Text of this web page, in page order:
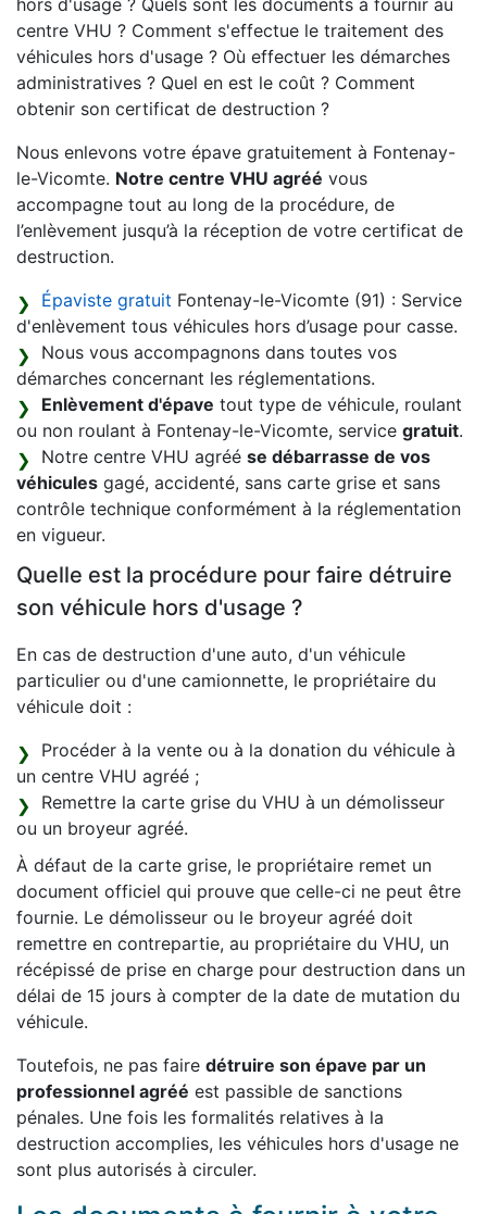
hors d'usage ? Quels sont les documents à fournir au
centre VHU ? Comment s'effectue le traitement des
véhicules hors d'usage ? Où effectuer les démarches
administratives ? Quel en est le coût ? Comment
obtenir son certificat de destruction ?
Nous enlevons votre épave gratuitement à Fontenay-
le-Vicomte. Notre centre VHU agréé vous
accompagne tout au long de la procédure, de
l’enlèvement jusqu’à la réception de votre certificat de
destruction.
Épaviste gratuit Fontenay-le-Vicomte (91) : Service
d'enlèvement tous véhicules hors d’usage pour casse.
Nous vous accompagnons dans toutes vos
démarches concernant les réglementations.
Enlèvement d'épave tout type de véhicule, roulant
ou non roulant à Fontenay-le-Vicomte, service gratuit.
Notre centre VHU agréé se débarrasse de vos
véhicules gagé, accidenté, sans carte grise et sans
contrôle technique conformément à la réglementation
en vigueur.
Quelle est la procédure pour faire détruire
son véhicule hors d'usage ?
En cas de destruction d'une auto, d'un véhicule
particulier ou d'une camionnette, le propriétaire du
véhicule doit :
Procéder à la vente ou à la donation du véhicule à
un centre VHU agréé ;
Remettre la carte grise du VHU à un démolisseur
ou un broyeur agréé.
À défaut de la carte grise, le propriétaire remet un
document officiel qui prouve que celle-ci ne peut être
fournie. Le démolisseur ou le broyeur agréé doit
remettre en contrepartie, au propriétaire du VHU, un
récépissé de prise en charge pour destruction dans un
délai de 15 jours à compter de la date de mutation du
véhicule.
Toutefois, ne pas faire détruire son épave par un
professionnel agréé est passible de sanctions
pénales. Une fois les formalités relatives à la
destruction accomplies, les véhicules hors d'usage ne
sont plus autorisés à circuler.